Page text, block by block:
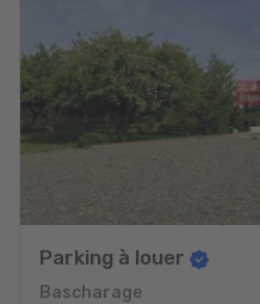
Parking à louer
Bascharage